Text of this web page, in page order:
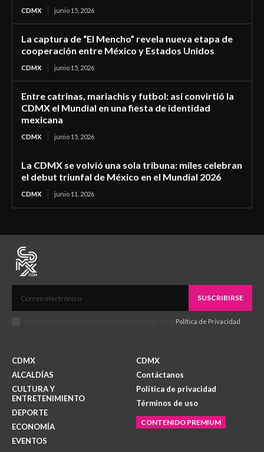
CDMX junio 15, 2026
La captura de “El Mencho” revela nueva etapa de
cooperación entre México y Estados Unidos
CDMX junio 15, 2026
Entre catrinas, mariachis y futbol: así convirtió la
CDMX el Mundial en una fiesta de identidad
mexicana
CDMX junio 15, 2026
La CDMX se volvió una sola tribuna: miles celebran
el debut triunfal de México en el Mundial 2026
CDMX junio 11, 2026
SUSCRIBIRSE
Política de Privacidad
CDMX
ALCALDÍAS
CULTURA Y
ENTRETENIMIENTO
DEPORTE
ECONOMÍA
EVENTOS
CDMX
Contáctanos
Política de privacidad
Términos de uso
CONTENIDO PREMIUM